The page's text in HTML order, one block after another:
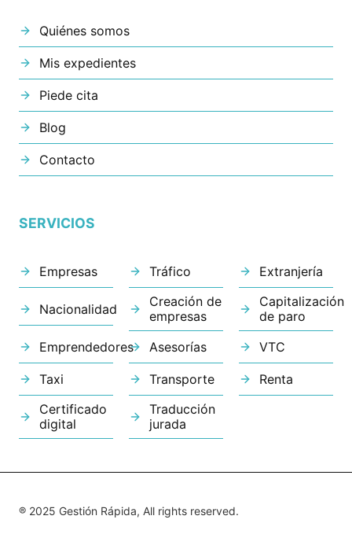
Quiénes somos
Mis expedientes
Piede cita
Blog
Contacto
SERVICIOS
Empresas Tráfico Extranjería
Nacionalidad
Creación de
empresas
Capitalización
de paro
Emprendedores
Asesorías VTC
Taxi Transporte
Renta
Certificado
digital
Traducción
jurada
® 2025 Gestión Rápida, All rights reserved.